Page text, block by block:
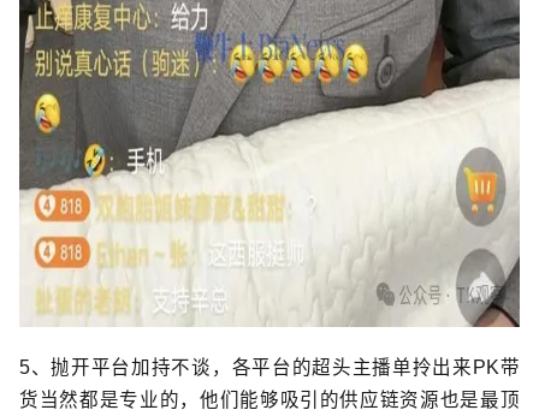
5、抛开平台加持不谈，各平台的超头主播单拎出来PK带
货当然都是专业的，他们能够吸引的供应链资源也是最顶